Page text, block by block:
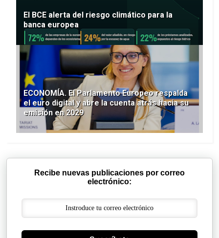
El BCE alerta del riesgo climático para la
banca europea
ECONOMÍA. El Parlamento Europeo respalda
el euro digital y abre la cuenta atrás hacia su
emisión en 2029
Recibe nuevas publicaciones por correo
electrónico: